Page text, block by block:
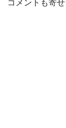
コメントも寄せ